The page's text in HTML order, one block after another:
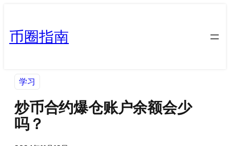
币圈指南
学习
炒币合约爆仓账户余额会少
吗？